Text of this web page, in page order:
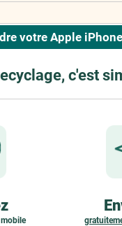
votre Apple
c'est
mobile